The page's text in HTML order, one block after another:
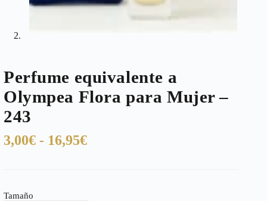
Perfume equivalente a
Olympea Flora para Mujer –
243
3,00€ - 16,95€Rango
Tamaño